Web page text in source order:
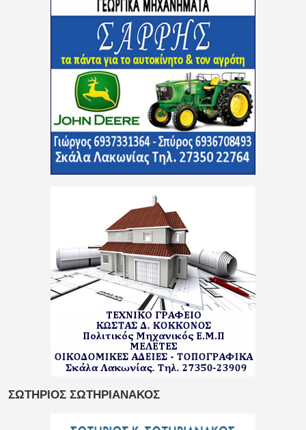
ΣΩΤΗΡΙΟΣ ΣΩΤΗΡΙΑΝΑΚΟΣ